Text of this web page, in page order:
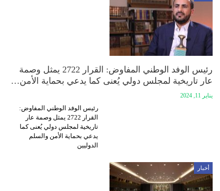
رئيس الوفد الوطني المفاوض: ⁠القرار 2722 يمثل وصمة
عار تاريخية لمجلس دولي يُعنى كما يدعي بحماية الأمن…
يناير 11, 2024
رئيس الوفد الوطني المفاوض:
⁠القرار 2722 يمثل وصمة عار
تاريخية لمجلس دولي يُعنى كما
يدعي بحماية الأمن والسلم
الدوليين
أخبار